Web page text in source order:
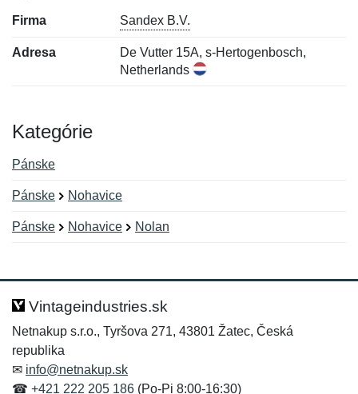
Firma Sandex B.V.
Adresa
De Vutter 15A, s-Hertogenbosch,
Netherlands
Kategórie
Pánske
Pánske Nohavice
Pánske Nohavice Nolan
Hodnotenie:
Meno:*
Meno:
E-mail:*
Vintageindustries.sk
Netnakup s.r.o., Tyršova 271, 43801 Žatec, Česká
republika
✉ info@netnakup.sk
☎ +421 222 205 186 (Po-Pi 8:00-16:30)